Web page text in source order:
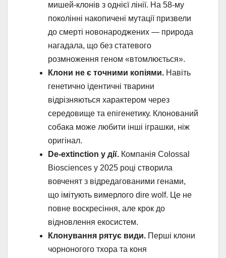
мишей-клонів з однієї лінії. На 58-му
поколінні накопичені мутації призвели
до смерті новонароджених — природа
нагадала, що без статевого
розмноження геном «втомлюється».
Клони не є точними копіями. Навіть
генетично ідентичні тварини
відрізняються характером через
середовище та епігенетику. Клонований
собака може любити інші іграшки, ніж
оригінал.
De-extinction у дії. Компанія Colossal
Biosciences у 2025 році створила
вовченят з відредагованими генами,
що імітують вимерлого dire wolf. Це не
повне воскресіння, але крок до
відновлення екосистем.
Клонування рятує види. Перші клони
чорноногого тхора та коня